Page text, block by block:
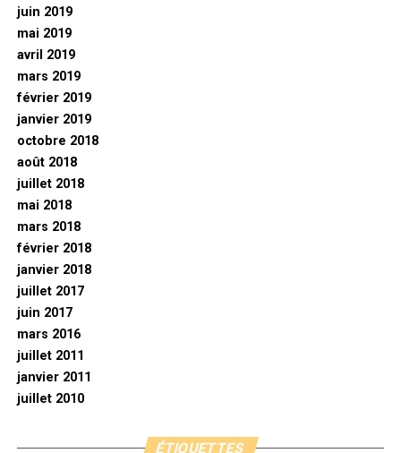
juin 2019
mai 2019
avril 2019
mars 2019
février 2019
janvier 2019
octobre 2018
août 2018
juillet 2018
mai 2018
mars 2018
février 2018
janvier 2018
juillet 2017
juin 2017
mars 2016
juillet 2011
janvier 2011
juillet 2010
ÉTIQUETTES